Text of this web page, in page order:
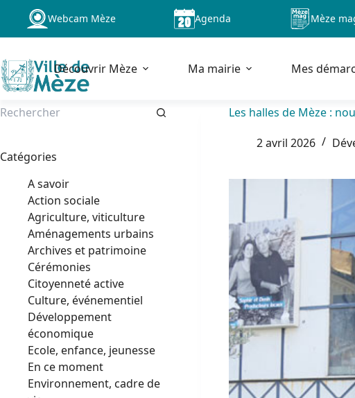
Passer
contenu
Webcam Mèze Agenda Mèze
Découvrir Mèze Ma mairie Mes
Les halles de Mèze :
2 avril 2026
Catégories
A savoir
Action sociale
Agriculture, viticulture
Aménagements urbains
Archives et patrimoine
Cérémonies
Citoyenneté active
Culture, événementiel
Développement
économique
Ecole, enfance, jeunesse
En ce moment
Environnement, cadre de